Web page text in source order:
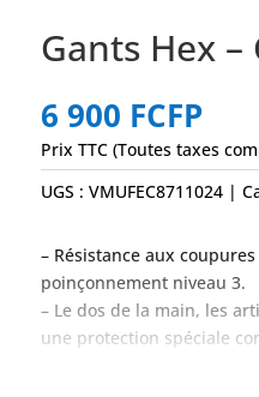
Gants Hex –
6 900 FCFP
Prix TTC (Toutes taxes
UGS :VMUFEC8711024
– Résistance aux
poinçonnement niveau 3.
– Le dos de la main, les
une protection spéciale